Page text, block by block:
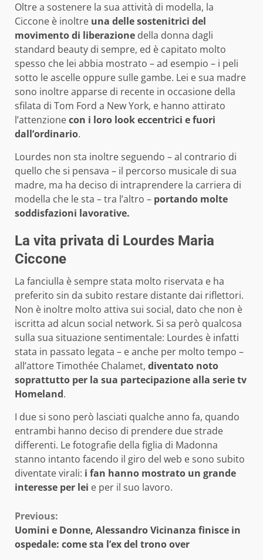
Oltre a sostenere la sua attività di modella, la
Ciccone è inoltre una delle sostenitrici del
movimento di liberazione della donna dagli
standard beauty di sempre, ed è capitato molto
spesso che lei abbia mostrato – ad esempio – i peli
sotto le ascelle oppure sulle gambe. Lei e sua madre
sono inoltre apparse di recente in occasione della
sfilata di Tom Ford a New York, e hanno attirato
l’attenzionecon i loro look eccentrici e fuori
dall’ordinario.
Lourdes non sta inoltre seguendo – al contrario di
quello che si pensava – il percorso musicale di sua
madre, ma ha deciso di intraprendere la carriera di
modella che le sta – tra l’altro – portando molte
soddisfazioni lavorative.
La vita privata di Lourdes Maria
Ciccone
La fanciulla è sempre stata molto riservata e ha
preferito sin da subito restare distante dai riflettori.
Non è inoltre molto attiva sui social, dato che non è
iscritta ad alcun social network. Si sa però qualcosa
sulla sua situazione sentimentale: Lourdes è infatti
stata in passato legata – e anche per molto tempo –
all’attore Timothée Chalamet, diventato noto
soprattutto per la sua partecipazione alla serie tv
Homeland.
I due si sono però lasciati qualche anno fa, quando
entrambi hanno deciso di prendere due strade
differenti. Le fotografie della figlia di Madonna
stanno intanto facendo il giro del web e sono subito
diventate virali: i fan hanno mostrato un grande
interesse per lei e per il suo lavoro.
Continue
Reading
Previous:
Uomini e Donne, Alessandro Vicinanza finisce in
ospedale: come sta l’ex del trono over